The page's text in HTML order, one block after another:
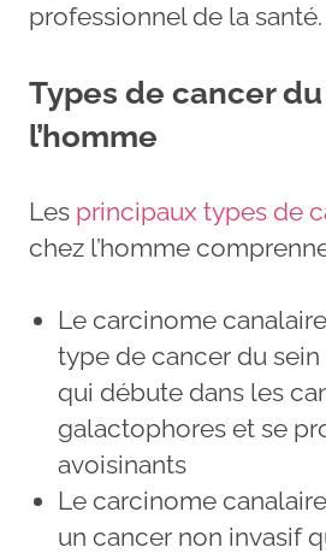
professionnel de la santé.
Types de cancer
l’homme
Les principaux types de
chez l’homme
Le carcinome
type de cancer du
qui débute dans les
galactophores et se
avoisinants
Le carcinome canalaire
un cancer non invasif